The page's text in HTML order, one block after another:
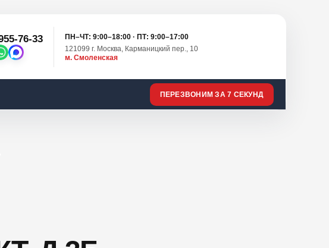
76-33
ПН–ЧТ: 9:00–18:00 · ПТ: 9:00–17:00
121099 г. Москва, Карманицкий пер., 10
м. Смоленская
ПЕРЕЗВОНИМ ЗА 7 СЕКУНД